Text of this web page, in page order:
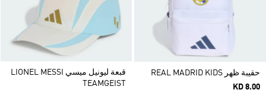
حقيبة ظهر REAL MADRID KIDS
KD 8.00
قبعة ليونيل ميسي LIONEL MESSI
TEAMGEIST